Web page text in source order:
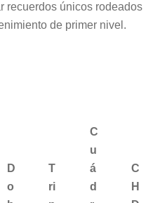
recuerdos únicos rodeados
de primer nivel.
D
o
T
ri
C
u
á
d
C
H